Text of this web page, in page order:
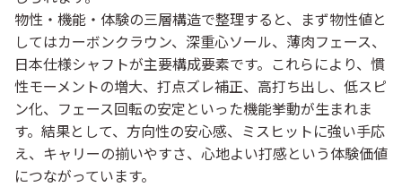
物性・機能・体験の三層構造で整理すると、まず物性値と
してはカーボンクラウン、深重心ソール、薄肉フェース、
日本仕様シャフトが主要構成要素です。これらにより、慣
性モーメントの増大、打点ズレ補正、高打ち出し、低スピ
ン化、フェース回転の安定といった機能挙動が生まれま
す。結果として、方向性の安心感、ミスヒットに強い手応
え、キャリーの揃いやすさ、心地よい打感という体験価値
につながっています。